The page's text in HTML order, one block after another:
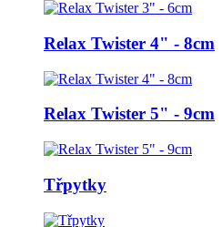
Relax Twister 4" - 8cm
Relax Twister 5" - 9cm
Třpytky